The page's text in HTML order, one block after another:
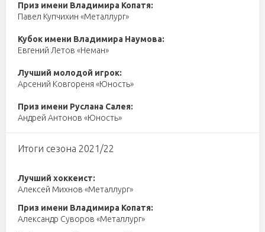
Приз имени Владимира Копатя:
Павел Купчихин «Металлург»
Кубок имени Владимира Наумова:
Евгений Летов «Неман»
Лучший молодой игрок:
Арсений Ковгореня «Юность»
Приз имени Руслана Салея:
Андрей Антонов «Юность»
Итоги сезона 2021/22
Лучший хоккеист:
Алексей Михнов «Металлург»
Приз имени Владимира Копатя:
Александр Суворов «Металлург»